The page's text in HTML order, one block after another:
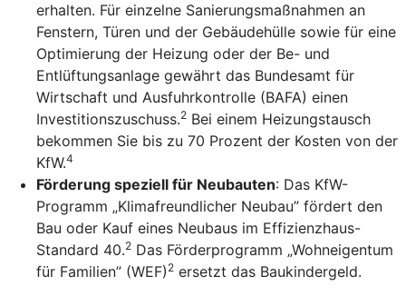
erhalten. Für einzelne Sanierungsmaßnahmen an
Fenstern, Türen und der Gebäudehülle sowie für eine
Optimierung der Heizung oder der Be- und
Entlüftungsanlage gewährt das Bundesamt für
Wirtschaft und Ausfuhrkontrolle (BAFA) einen
Investitionszuschuss.2 Bei einem Heizungstausch
bekommen Sie bis zu 70 Prozent der Kosten von der
KfW.4
Förderung speziell für Neubauten: Das KfW-
Programm „Klimafreundlicher Neubau” fördert den
Bau oder Kauf eines Neubaus im Effizienzhaus-
Standard 40.2 Das Förderprogramm „Wohneigentum
für Familien” (WEF) 2 ersetzt das Baukindergeld.